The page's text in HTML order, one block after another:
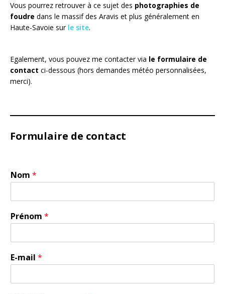
Vous pourrez retrouver à ce sujet des photographies de
foudre dans le massif des Aravis et plus généralement en
Haute-Savoie sur le site.
Egalement, vous pouvez me contacter via le formulaire de
contact ci-dessous (hors demandes météo personnalisées,
merci).
Formulaire de contact
Nom *
Prénom *
E-mail *